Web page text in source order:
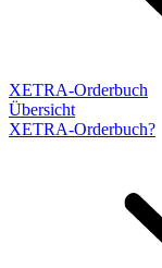
XETRA-Orderbuch
Übersicht
XETRA-Orderbuch?